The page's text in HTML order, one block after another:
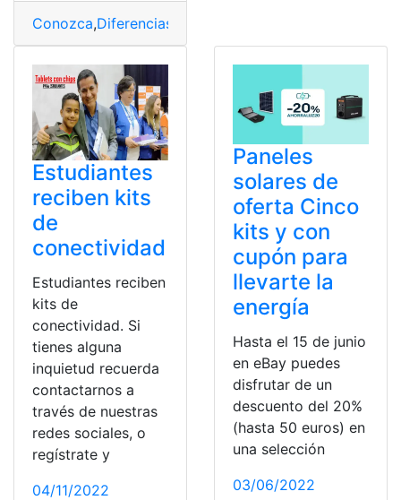
Conozca,Diferencias
Estudiantes
reciben kits
de
conectividad
Estudiantes reciben
kits de
conectividad. Si
tienes alguna
inquietud recuerda
contactarnos a
través de nuestras
redes sociales, o
regístrate y
04/11/2022
Paneles
solares de
oferta Cinco
kits y con
cupón para
llevarte la
energía
Hasta el 15 de junio
en eBay puedes
disfrutar de un
descuento del 20%
(hasta 50 euros) en
una selección
03/06/2022